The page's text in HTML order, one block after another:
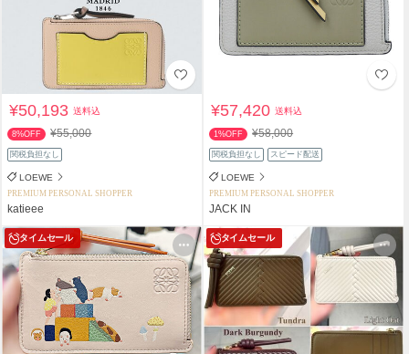
¥50,193送料込
8%OFF ¥55,000
関税負担なし
LOEWE
PREMIUM PERSONAL SHOPPER
katieee
¥57,420送料込
1%OFF ¥58,000
関税負担なし スピード配送
LOEWE
PREMIUM PERSONAL SHOPPER
JACK IN
タイムセール タイムセール